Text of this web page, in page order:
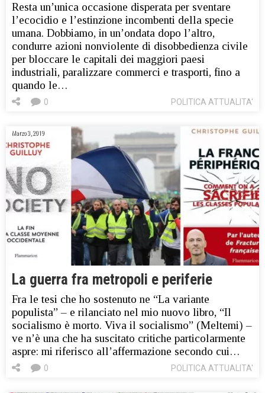
Resta un’unica occasione disperata per sventare
l’ecocidio e l’estinzione incombenti della specie
umana. Dobbiamo, in un’ondata dopo l’altro,
condurre azioni nonviolente di disobbedienza civile
per bloccare le capitali dei maggiori paesi
industriali, paralizzare commerci e trasporti, fino a
quando le…
POLITICA ATTUALITA'
0
Marzo 3, 2019
La guerra fra metropoli e periferie
Fra le tesi che ho sostenuto ne “La variante
populista” – e rilanciato nel mio nuovo libro, “Il
socialismo è morto. Viva il socialismo” (Meltemi) –
ve n’è una che ha suscitato critiche particolarmente
aspre: mi riferisco all’affermazione secondo cui…
POLITICA ATTUALITA'
0